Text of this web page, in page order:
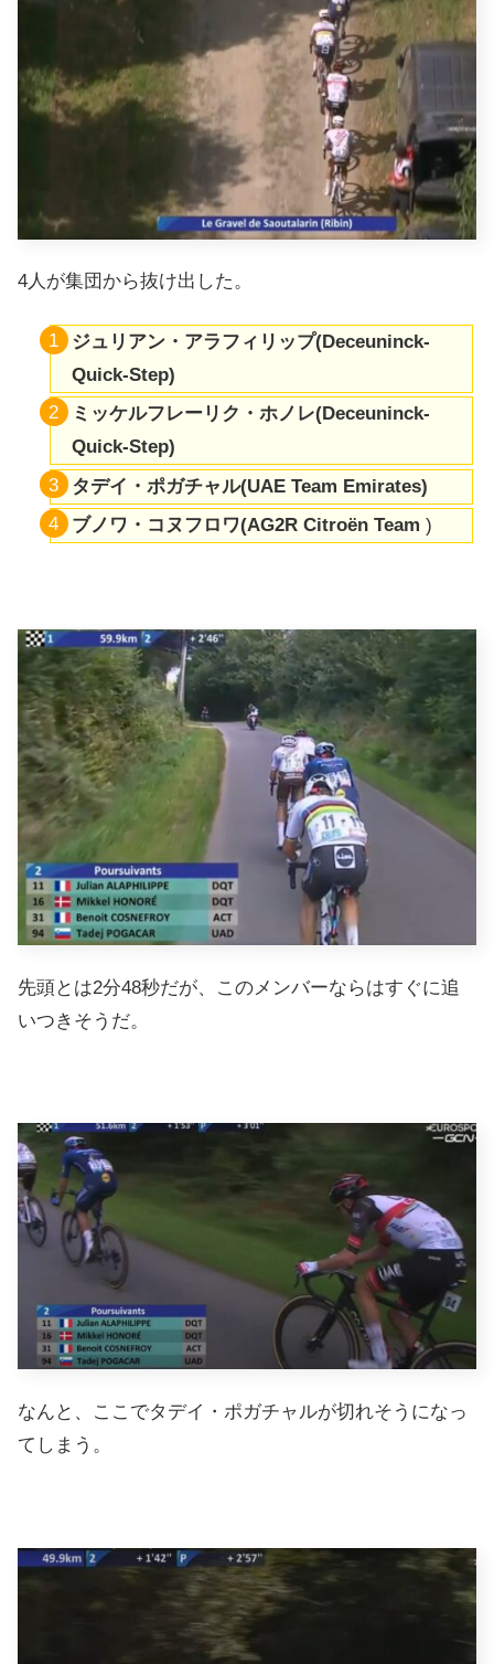
4人が集団から抜け出した。
ジュリアン・アラフィリップ(Deceuninck-
Quick-Step)
ミッケルフレーリク・ホノレ(Deceuninck-
Quick-Step)
タデイ・ポガチャル(UAE Team Emirates)
ブノワ・コヌフロワ(AG2R Citroën Team)
先頭とは2分48秒だが、このメンバーならはすぐに追
いつきそうだ。
なんと、ここでタデイ・ポガチャルが切れそうになっ
てしまう。